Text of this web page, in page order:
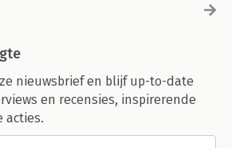
nieuwsbrief en blijf up-to-date
en recensies, inspirerende
acties.